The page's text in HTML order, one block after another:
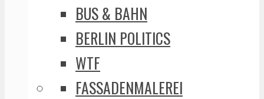
BUS & BAHN
BERLIN POLITICS
WTF
FASSADENMALEREI